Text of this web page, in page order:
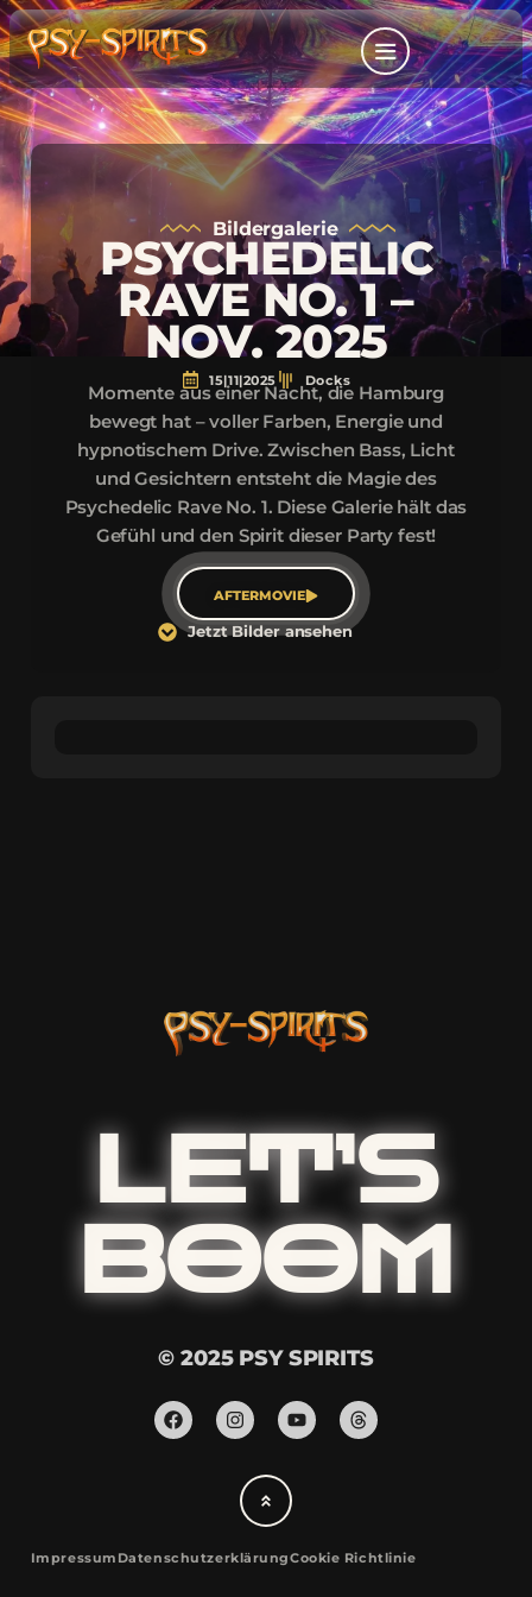
Bildergalerie
PSYCHEDELIC
RAVE NO. 1 –
NOV. 2025
15|11|2025 Docks
Momente aus einer Nacht, die Hamburg
bewegt hat – voller Farben, Energie und
hypnotischem Drive. Zwischen Bass, Licht
und Gesichtern entsteht die Magie des
Psychedelic Rave No. 1. Diese Galerie hält das
Gefühl und den Spirit dieser Party fest!
AFTERMOVIE
Jetzt Bilder ansehen
LET’S
BOOM
© 2025 PSY SPIRITS
Impressum DatenschutzerklärungCookie Richtlinie